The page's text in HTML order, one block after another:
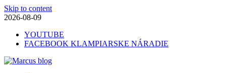
Skip to content
2026-08-09
YOUTUBE
FACEBOOK KLAMPIARSKE NÁRADIE